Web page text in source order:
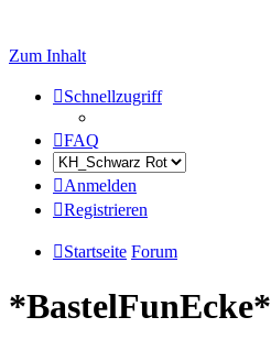
Zum Inhalt
Schnellzugriff
FAQ
Anmelden
Registrieren
Startseite Forum
*BastelFunEcke*